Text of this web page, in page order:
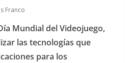
Franco
Mundial del Videojuego,
las tecnologías que
para los